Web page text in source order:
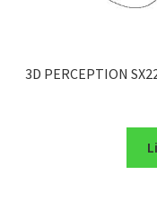
3D PERCEPTION